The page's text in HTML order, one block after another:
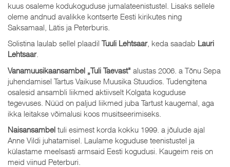
kuus osaleme kodukoguduse jumalateenistustel. Lisaks sellele
oleme andnud avalikke kontserte Eesti kirikutes ning
Saksamaal, Lätis ja Peterburis.
Solistina laulab sellel plaadil Tuuli Lehtsaar, keda saadab Lauri
Lehtsaar.
Vanamuusikaansambel „Tuli Taevast" alustas 2006. a Tõnu Sepa
juhendamisel Tartus Vaikuse Muusika Stuudios. Tudengitena
osalesid ansambli liikmed aktiivselt Kolgata koguduse
tegevuses. Nüüd on paljud liikmed juba Tartust kaugemal, aga
ikka leitakse võimalusi koos musitseerimiseks.
Naisansambel tuli esimest korda kokku 1999. a jõulude ajal
Anne Vildi juhatamisel. Laulame koguduse teenistustel ja
külastame meelsasti armsaid Eesti kogudusi. Kaugeim reis on
meid viinud Peterburi.